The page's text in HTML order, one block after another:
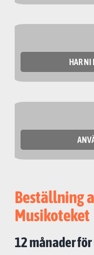
HAR NI
Beställning
Musikoteket
12 månader